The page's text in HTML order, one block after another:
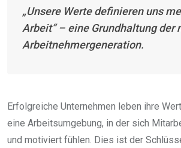
„Unsere Werte definieren uns
Arbeit“ – eine Grundhaltung der
Arbeitnehmergeneration.
Erfolgreiche Unternehmen leben ihre
eine Arbeitsumgebung, in der sich
und motiviert fühlen. Dies ist der